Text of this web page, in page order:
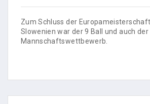
Zum Schluss der
Slowenien war der 9 Ball und auch der
Mannschaftswettbewerb.